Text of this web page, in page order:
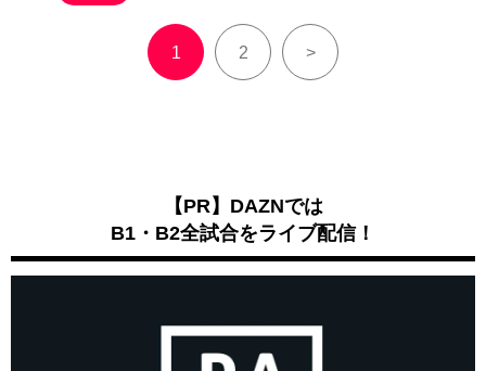
1 2 >
【PR】DAZNでは
B1・B2全試合をライブ配信！